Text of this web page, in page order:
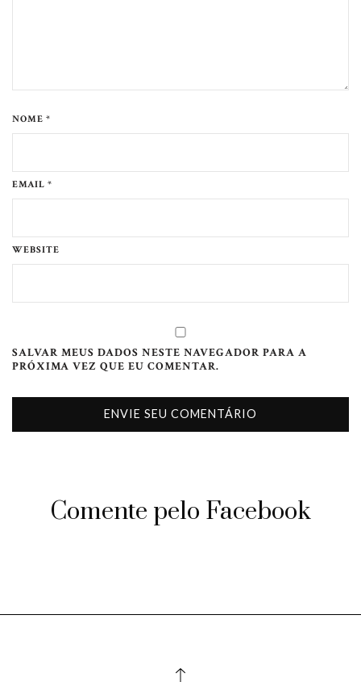
NOME *
EMAIL *
WEBSITE
SALVAR MEUS DADOS NESTE NAVEGADOR PARA A
PRÓXIMA VEZ QUE EU COMENTAR.
Comente pelo Facebook